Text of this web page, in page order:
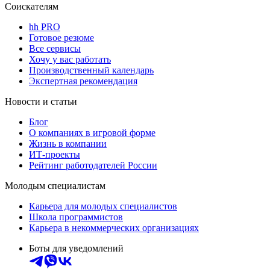
Соискателям
hh PRO
Готовое резюме
Все сервисы
Хочу у вас работать
Производственный календарь
Экспертная рекомендация
Новости и статьи
Блог
О компаниях в игровой форме
Жизнь в компании
ИТ-проекты
Рейтинг работодателей России
Молодым специалистам
Карьера для молодых специалистов
Школа программистов
Карьера в некоммерческих организациях
Боты для уведомлений